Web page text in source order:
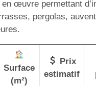
œuvre permettant
pergolas,
Surface
(m²)
Prix
estimatif